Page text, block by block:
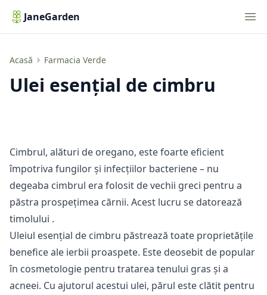
JaneGarden
Acasă Farmacia Verde
Ulei esențial de cimbru
Ulei esențial de cimbru
Cimbrul, alături de oregano, este foarte eficient
împotriva fungilor și infecțiilor bacteriene – nu
degeaba cimbrul era folosit de vechii greci pentru a
păstra prospețimea cărnii. Acest lucru se datorează
timolului .
Uleiul esențial de cimbru păstrează toate proprietățile
benefice ale ierbii proaspete. Este deosebit de popular
în cosmetologie pentru tratarea tenului gras și a
acneei. Cu ajutorul acestui ulei, părul este clătit pentru